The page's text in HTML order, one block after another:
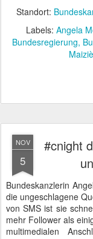
Standort:
Labels: Angela
Bundesregierung
NOV
5
#cnight
Bundeskanzlerin
die ungeschlagene
von SMS ist sie
mehr Follower als
multimedialen